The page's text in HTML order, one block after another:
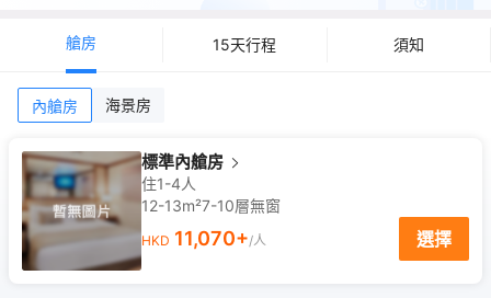
艙房 15天行程 須知
內艙房 海景房
標準內艙房
住1-4人
12-13m²7-10層無窗
HKD 11,070+/人 選擇